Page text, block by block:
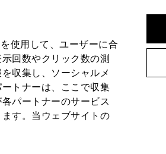
使用して、ユーザーに合
回数やクリック数の測
収集し、ソーシャルメ
トナーは、ここで収集
パートナーのサービス
す。当ウェブサイトの